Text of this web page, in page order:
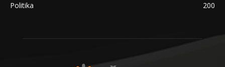
Politika
200